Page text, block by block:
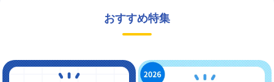
おすすめ特集